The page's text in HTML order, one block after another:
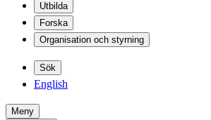
Utbilda
Forska
Organisation och styrning
Sök
English
Meny